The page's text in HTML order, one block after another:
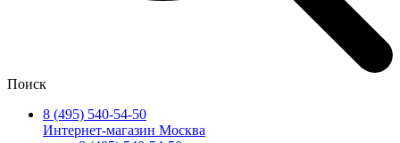
Поиск
8 (495) 540-54-50
Интернет-магазин Москва